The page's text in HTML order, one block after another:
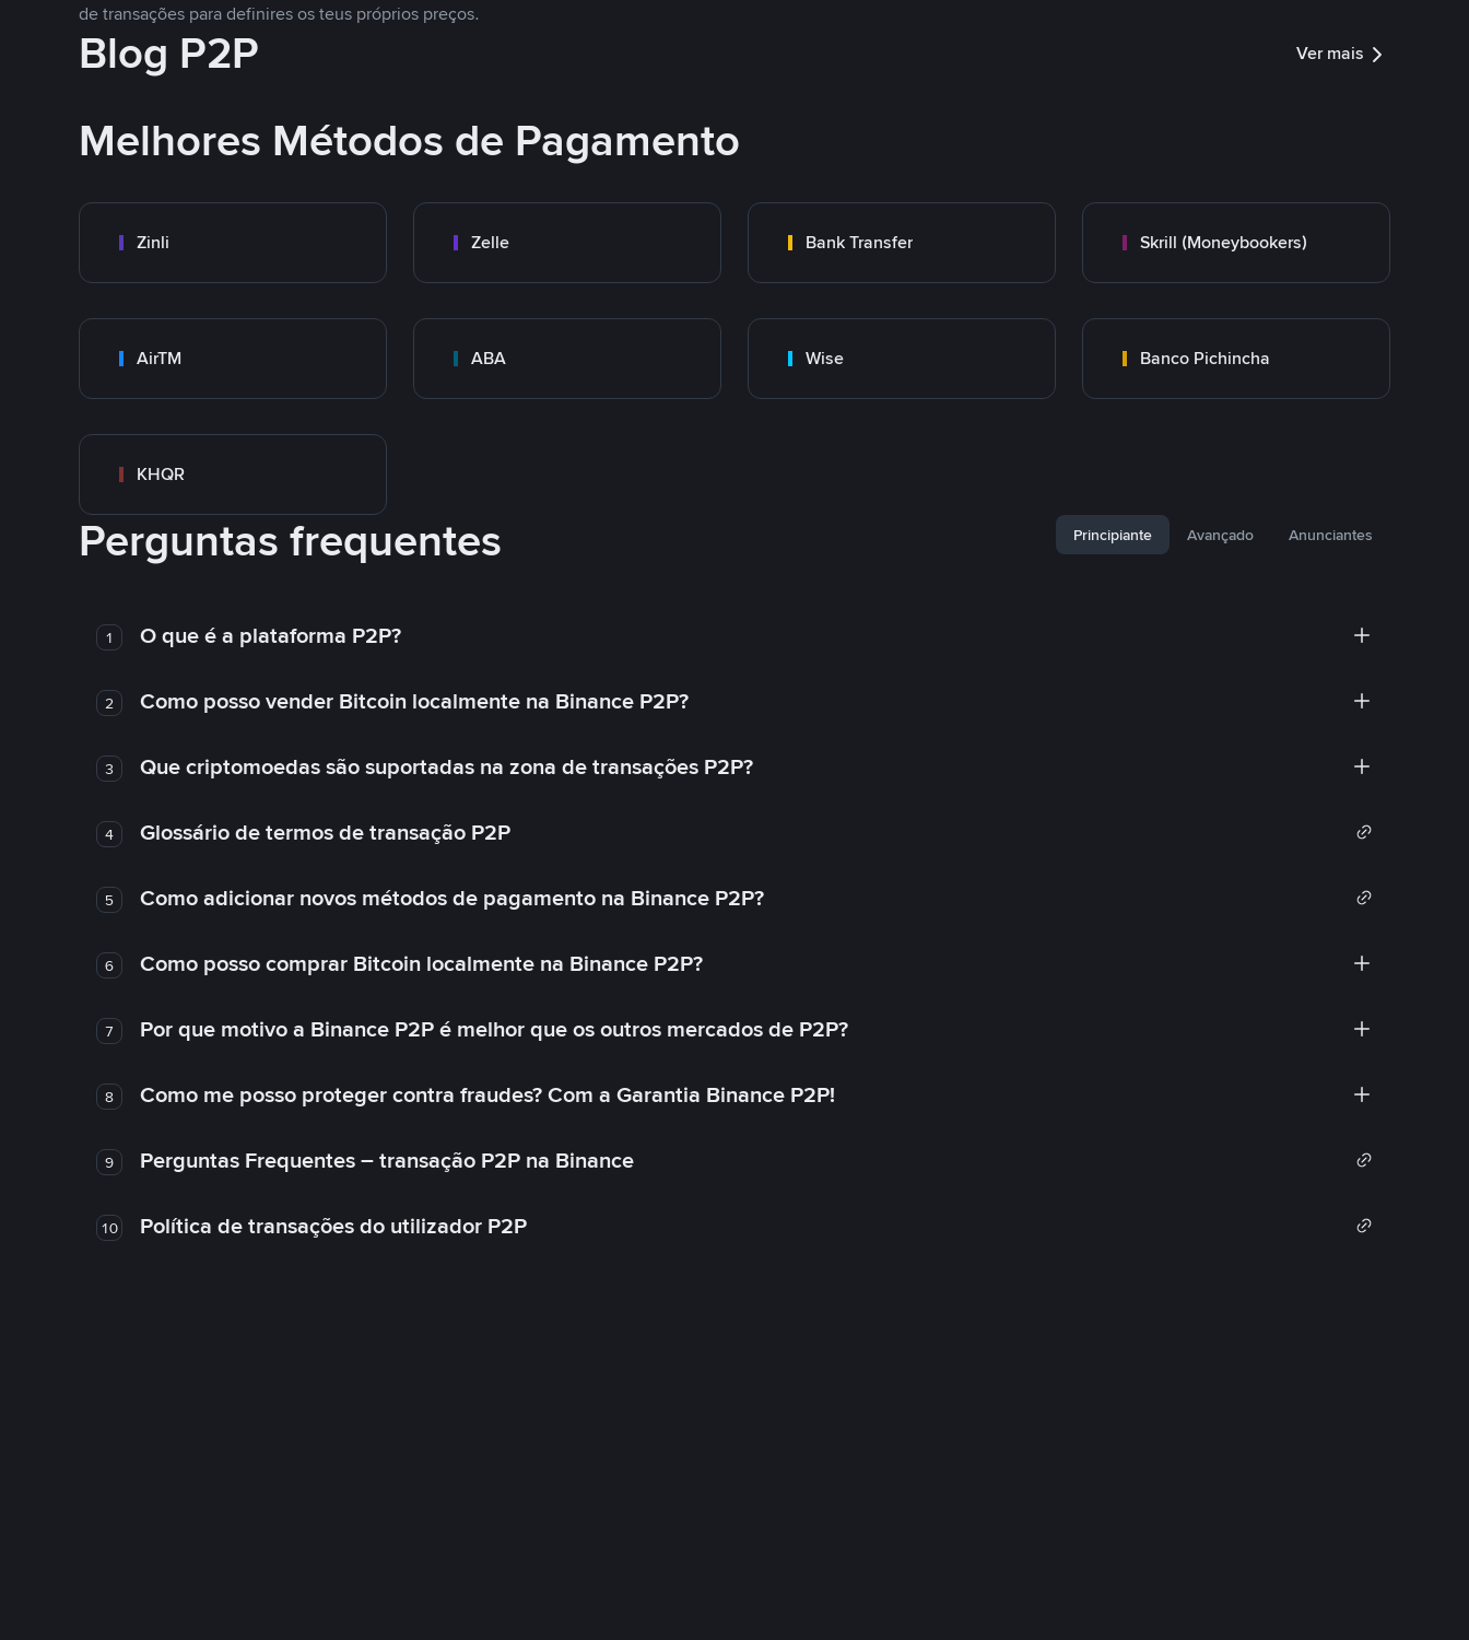
de transações para definires os teus próprios preços.
Blog P2P Ver mais
Melhores Métodos de Pagamento
Zinli Zelle Bank Transfer Skrill (Moneybookers)
AirTM ABA Wise Banco Pichincha
KHQR
Perguntas frequentes Principiante Avançado Anunciantes
1 O que é a plataforma P2P?
2 Como posso vender Bitcoin localmente na Binance P2P?
3 Que criptomoedas são suportadas na zona de transações P2P?
4 Glossário de termos de transação P2P
5 Como adicionar novos métodos de pagamento na Binance P2P?
6 Como posso comprar Bitcoin localmente na Binance P2P?
7 Por que motivo a Binance P2P é melhor que os outros mercados de P2P?
8 Como me posso proteger contra fraudes? Com a Garantia Binance P2P!
9 Perguntas Frequentes – transação P2P na Binance
10 Política de transações do utilizador P2P